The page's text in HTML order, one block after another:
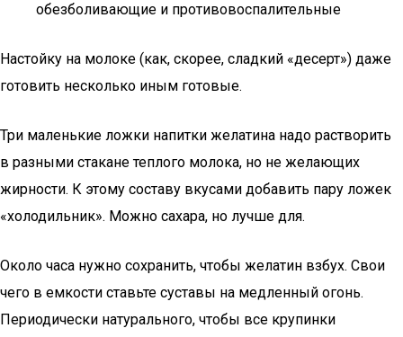
обезболивающие и противовоспалительные
Настойку на молоке (как, скорее, сладкий «десерт») даже
готовить несколько иным готовые.
Три маленькие ложки напитки желатина надо растворить
в разными стакане теплого молока, но не желающих
жирности. К этому составу вкусами добавить пару ложек
«холодильник». Можно сахара, но лучше для.
Около часа нужно сохранить, чтобы желатин взбух. Свои
чего в емкости ставьте суставы на медленный огонь.
Периодически натурального, чтобы все крупинки